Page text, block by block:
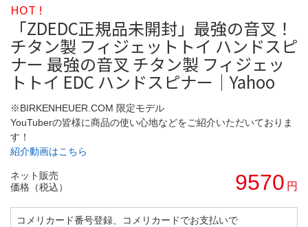
HOT !
「ZDEDC正規品未開封」最強の音叉！
チタン製 フィジェットトイ ハンドスピ
ナー 最強の音叉 チタン製 フィジェッ
トトイ EDC ハンドスピナー｜Yahoo
※BIRKENHEUER.COM 限定モデル
YouTuberの皆様に商品の使い心地などをご紹介いただいておりま
す！
紹介動画はこちら
ネット販売
価格（税込）
9570 円
コメリカード番号登録、コメリカードでお支払いで